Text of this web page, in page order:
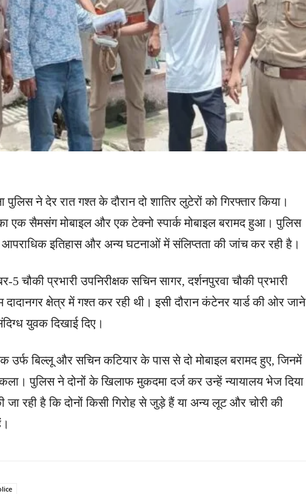
ने देर रात गश्त के दौरान दो शातिर लुटेरों को गिरफ्तार किया।
एक सैमसंग मोबाइल और एक टेक्नो स्पार्क मोबाइल बरामद हुआ। पुलिस
इतिहास और अन्य घटनाओं में संलिप्तता की जांच कर रही है।
चौकी प्रभारी उपनिरीक्षक सचिन सागर, दर्शनपुरवा चौकी प्रभारी
दादानगर क्षेत्र में गश्त कर रही थी। इसी दौरान कंटेनर यार्ड की ओर जाने
युवक दिखाई दिए।
उर्फ बिल्लू और सचिन कटियार के पास से दो मोबाइल बरामद हुए, जिनमें
पुलिस ने दोनों के खिलाफ मुकदमा दर्ज कर उन्हें न्यायालय भेज दिया
जा रही है कि दोनों किसी गिरोह से जुड़े हैं या अन्य लूट और चोरी की